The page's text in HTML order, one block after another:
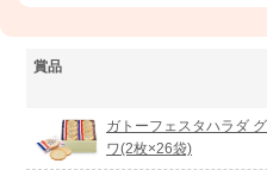
賞品
ガトーフェスタハラダ
ワ(2枚×26袋)